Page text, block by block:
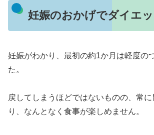
妊娠のおかげでダイエッ
妊娠がわかり、最初の約1か月は軽度の
た。
戻してしまうほどではないものの、常
り、なんとなく食事が楽しめません。